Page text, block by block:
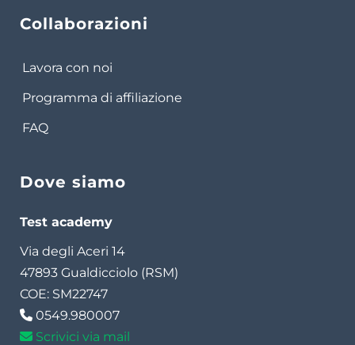
Collaborazioni
Lavora con noi
Programma di affiliazione
FAQ
Dove siamo
Test academy
Via degli Aceri 14
47893 Gualdicciolo (RSM)
COE: SM22747
0549.980007
Scrivici via mail